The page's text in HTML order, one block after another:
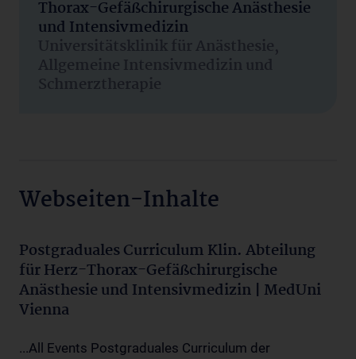
Thorax-Gefäßchirurgische Anästhesie
und Intensivmedizin
Universitätsklinik für Anästhesie,
Allgemeine Intensivmedizin und
Schmerztherapie
Webseiten-Inhalte
Postgraduales Curriculum Klin. Abteilung
für Herz-Thorax-Gefäßchirurgische
Anästhesie und Intensivmedizin | MedUni
Vienna
...All Events Postgraduales Curriculum der